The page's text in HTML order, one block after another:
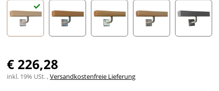
€ 226,28
inkl. 19% USt. ,Versandkostenfreie Lieferung